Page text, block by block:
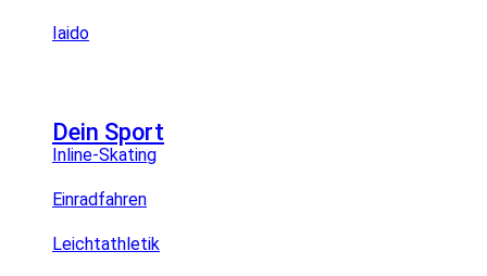
Iaido
Dein Sport
Inline-Skating
Einradfahren
Leichtathletik